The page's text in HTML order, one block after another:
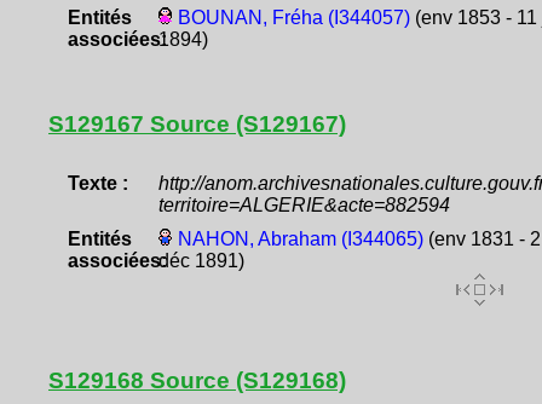
Entités
associées:
BOUNAN, Fréha (I344057)(env 1853 - 11
1894)
S129167 Source (S129167)
Texte :
http://
territoire=ALGERIE&acte=882594
Entités
associées:
NAHON, Abraham (I344065)(env 1831 - 2
déc 1891)
S129168 Source (S129168)